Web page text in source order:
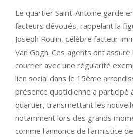
Le quartier Saint-Antoine garde
facteurs dévoués, rappelant la
Joseph Roulin, célèbre facteur
Van Gogh. Ces agents ont
courrier avec une régularité
lien social dans le 15ème
présence quotidienne a participé
quartier, transmettant les
notamment lors des grands
comme l'annonce de l'armistice